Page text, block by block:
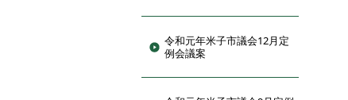
令和元年米子市議会12月定
例会議案